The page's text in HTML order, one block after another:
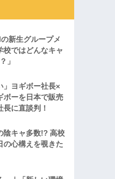
新生グループメ
校ではどんなキャ
」
」ヨギボー社長×
ボーを日本で販売
に直談判！
陰キャ多数!? 高校
の心構えを覗きた